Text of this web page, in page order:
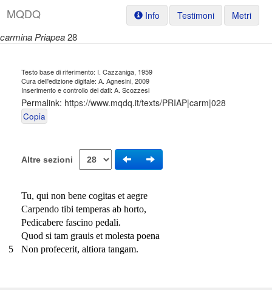
MQDQ Info Testimoni Metri
carmina Priapea28
Testo base di riferimento: I. Cazzaniga, 1959
Cura dell'edizione digitale: A. Agnesini, 2009
Inserimento e controllo dei dati: A. Scozzesi
Permalink: https://www.mqdq.it/texts/PRIAP|carm|028
Copia
Altre sezioni
Tu, qui non bene cogitas et aegre
Carpendo tibi temperas ab horto,
Pedicabere fascino pedali.
Quod si tam grauis et molesta poena
5
Non profecerit, altiora tangam.